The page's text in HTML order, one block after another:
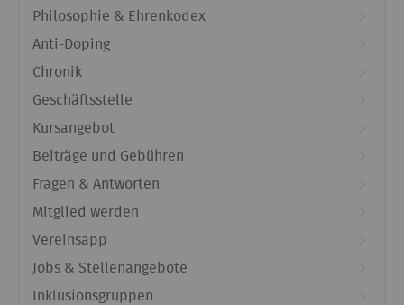
Philosophie & Ehrenkodex
Anti-Doping
Chronik
Geschäftsstelle
Kursangebot
Beiträge und Gebühren
Fragen & Antworten
Mitglied werden
Vereinsapp
Jobs & Stellenangebote
Inklusionsgruppen